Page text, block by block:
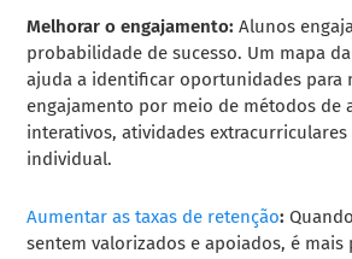
Melhorar o engajamento: Alunos
probabilidade de sucesso. Um mapa
ajuda a identificar oportunidades para
engajamento por meio de métodos de
interativos, atividades
individual.
Aumentar as taxas de retenção:
sentem valorizados e apoiados, é mais